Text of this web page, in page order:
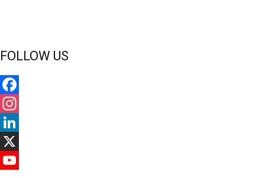
FOLLOW US
Facebook
Instagram
LinkedIn
X